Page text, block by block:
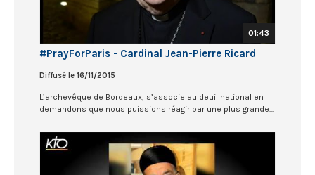
01:43
#PrayForParis - Cardinal Jean-Pierre Ricard
Diffusé le 16/11/2015
L’archevêque de Bordeaux, s’associe au deuil national en
demandons que nous puissions réagir par une plus grande...